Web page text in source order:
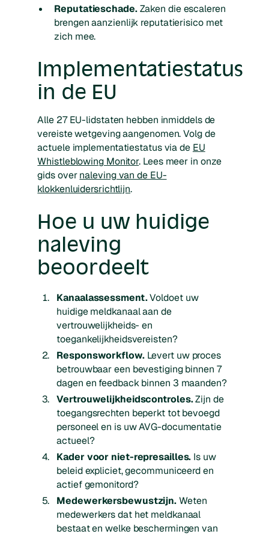
Reputatieschade.Zaken die escaleren
brengen aanzienlijk reputatierisico met
zich mee.
Implementatiestatus
in de EU
Alle 27 EU-lidstaten hebben inmiddels de
vereiste wetgeving aangenomen. Volg de
actuele implementatiestatus via de EU
Whistleblowing Monitor. Lees meer in onze
gids overnaleving van de EU-
klokkenluidersrichtlijn.
Hoe u uw huidige
naleving
beoordeelt
Kanaalassessment.Voldoet uw
huidige meldkanaal aan de
vertrouwelijkheids- en
toegankelijkheidsvereisten?
Responsworkflow.Levert uw proces
betrouwbaar een bevestiging binnen 7
dagen en feedback binnen 3 maanden?
Vertrouwelijkheidscontroles.Zijn de
toegangsrechten beperkt tot bevoegd
personeel en is uw AVG-documentatie
actueel?
Kader voor niet-represailles. Is uw
beleid expliciet, gecommuniceerd en
actief gemonitord?
Medewerkersbewustzijn.Weten
medewerkers dat het meldkanaal
bestaat en welke beschermingen van